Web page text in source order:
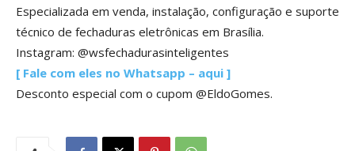
Especializada em venda, instalação, configuração e suporte
técnico de fechaduras eletrônicas em Brasília.
Instagram: @wsfechadurasinteligentes
[ Fale com eles no Whatsapp – aqui ]
Desconto especial com o cupom @EldoGomes.